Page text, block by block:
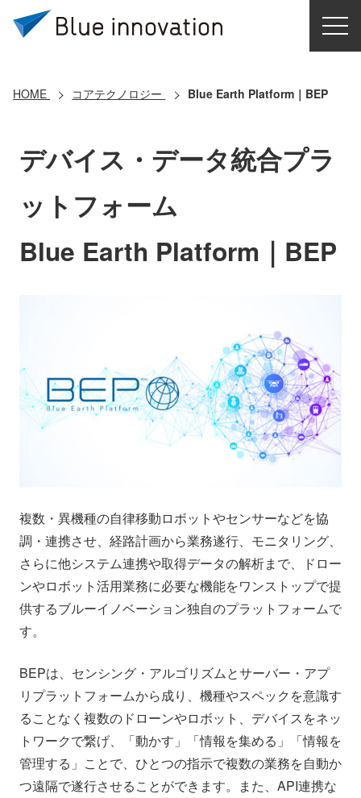
導入事例
コアテクノロジー
会社情報 ニュース
資料ダウンロード
HOME コアテクノロジー Blue Earth Platform｜BEP
デバイス・データ統合プラ
ットフォーム
Blue Earth Platform｜BEP
複数・異機種の自律移動ロボットやセンサーなどを協
調・連携させ、経路計画から業務遂行、モニタリング、
さらに他システム連携や取得データの解析まで、ドロー
ンやロボット活用業務に必要な機能をワンストップで提
供するブルーイノベーション独自のプラットフォームで
す。
BEPは、センシング・アルゴリズムとサーバー・アプ
リプラットフォームから成り、機種やスペックを意識す
ることなく複数のドローンやロボット、デバイスをネッ
トワークで繋げ、「動かす」「情報を集める」「情報を
管理する」ことで、ひとつの指示で複数の業務を自動か
つ遠隔で遂行させることができます。また、API連携な